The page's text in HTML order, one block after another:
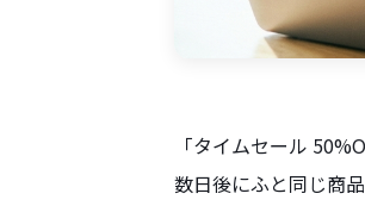
「タイムセール
数日後にふと同じ商